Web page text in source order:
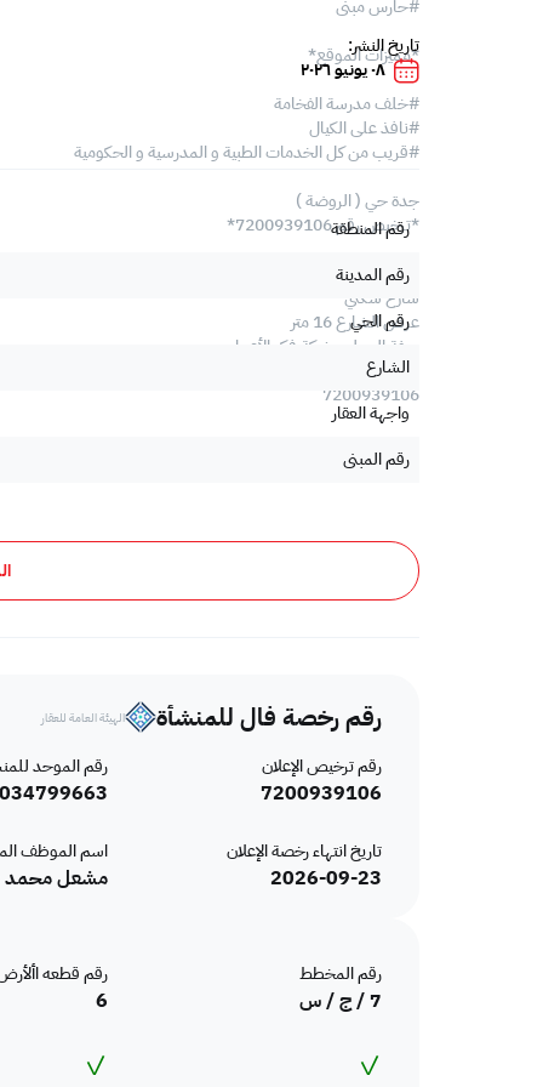
#حارس مبنى
*مميزات الموقع*
#خلف مدرسة الفخامة
#نافذ على الكيال
#قريب من كل الخدمات الطبية و المدرسية و الحكومية
جدة حي ( الروضة )
*ترخيص رقم 7200939106*
عمر العقار جديد
شارع سكني
عرض الشارع 16 متر
صفة المعلن. شركة فكر الأعمار
7200939106
تاريخ النشر:
٠٨ يونيو ٢٠٢٦
رقم المنطقة
رقم المدينة
رقم الحي
الشارع
واجهة العقار
رقم المبنى
الرمز البريدي
الالتزامات الأخرى على العقار
وجود رهن؟
مطابقة كود البناء السعودي
نوع منع التصرف
وصف الحد الشمالي
طول الحد الشمالي
نوع الحد الشرقي
رقم رخصة فال للمنشأة الهيئة العامة للعقار
رقم ترخيص الإعلان
7200939106
رقم الموحد
تاريخ انتهاء رخصة الإعلان
2026-09-23
اسم الموظف
مشعل محمد
رقم المخطط
7 / ج / س
رقم قطعه
6
✓
✓